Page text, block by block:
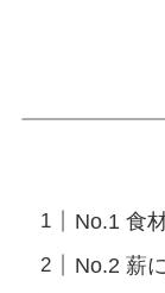
No.1 食
No.2 薪